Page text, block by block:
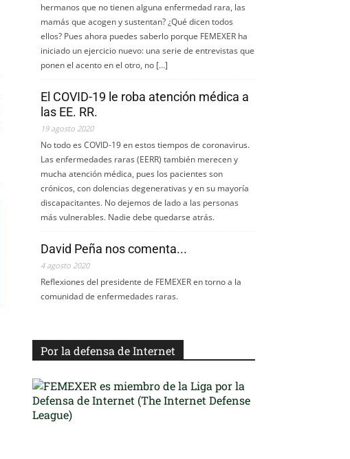
hermanos que no tienen alguna enfermedad rara, las
mamás que acogen y sustentan? ¿Qué dicen todos
ellos? Pues ahora puedes saberlo porque FEMEXER ha
iniciado un ejercicio nuevo: una serie de entrevistas que
ponen el acento en el otro, no […]
El COVID-19 le roba atención médica a
las EE. RR.
19 agosto 2020
No todo es COVID-19 en estos tiempos de coronavirus.
Las enfermedades raras (EERR) también merecen y
mucha atención médica, pues los pacientes son
crónicos, con dolencias degenerativas y en su mayoría
discapacitantes. No dejemos de lado a las personas
más vulnerables. Nadie debe quedarse atrás.
David Peña nos comenta...
4 agosto 2020
Reflexiones del presidente de FEMEXER en torno a la
comunidad de enfermedades raras.
Por la defensa de Internet